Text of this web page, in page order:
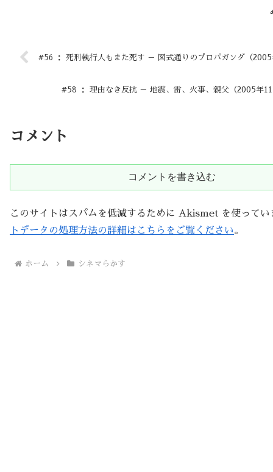
#56 ： 死刑執行人もまた死す － 図式通りのプロパガンダ（
#58 ： 理由なき反抗 － 地震、雷、火事、親父（2005年
コメント
コメントを書き込む
このサイトはスパムを低減するために Akismet を使ってい
トデータの処理方法の詳細はこちらをご覧ください。
ホーム シネマらかす